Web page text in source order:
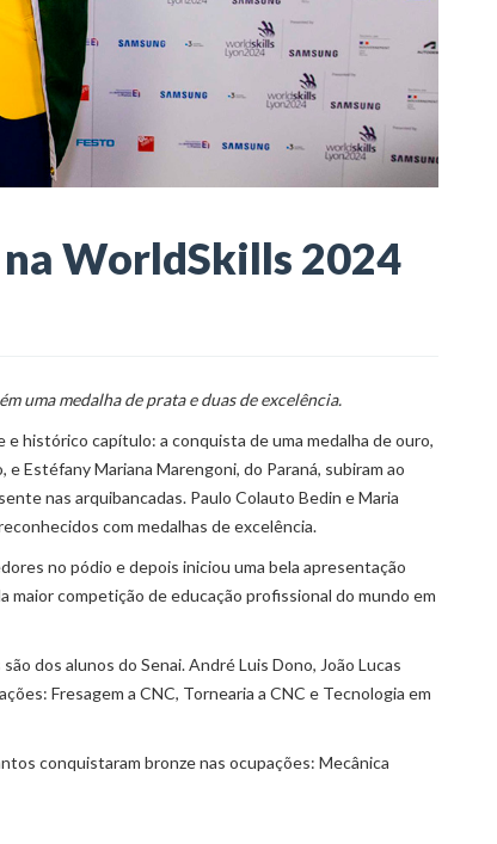
WorldSkills 2024
uma medalha de prata e duas de excelência.
histórico capítulo: a conquista de uma medalha de ouro,
Estéfany Mariana Marengoni, do Paraná, subiram ao
nas arquibancadas. Paulo Colauto Bedin e Maria
com medalhas de excelência.
no pódio e depois iniciou uma bela apresentação
maior competição de educação profissional do mundo em
dos alunos do Senai. André Luis Dono, João Lucas
Fresagem a CNC, Tornearia a CNC e Tecnologia em
conquistaram bronze nas ocupações: Mecânica